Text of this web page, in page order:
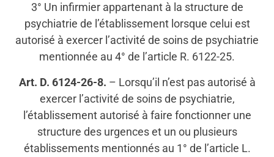
3° Un infirmier appartenant à la structure de
psychiatrie de l’établissement lorsque celui est
autorisé à exercer l’activité de soins de psychiatrie
mentionnée au 4° de l’article R. 6122-25.
Art. D. 6124-26-8. – Lorsqu’il n’est pas autorisé à
exercer l’activité de soins de psychiatrie,
l’établissement autorisé à faire fonctionner une
structure des urgences et un ou plusieurs
établissements mentionnés au 1° de l’article L.